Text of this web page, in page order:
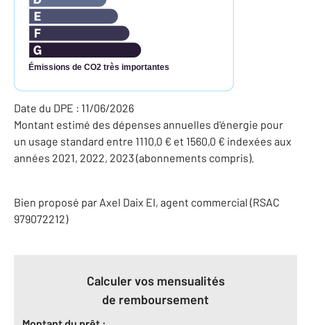
Émissions de CO2 très importantes
Date du DPE : 11/06/2026
Montant estimé des dépenses annuelles d'énergie pour
un usage standard entre 1110,0 € et 1560,0 € indexées aux
années 2021, 2022, 2023 (abonnements compris).
Bien proposé par Axel Daix EI, agent commercial (RSAC
979072212)
Calculer vos mensualités
de remboursement